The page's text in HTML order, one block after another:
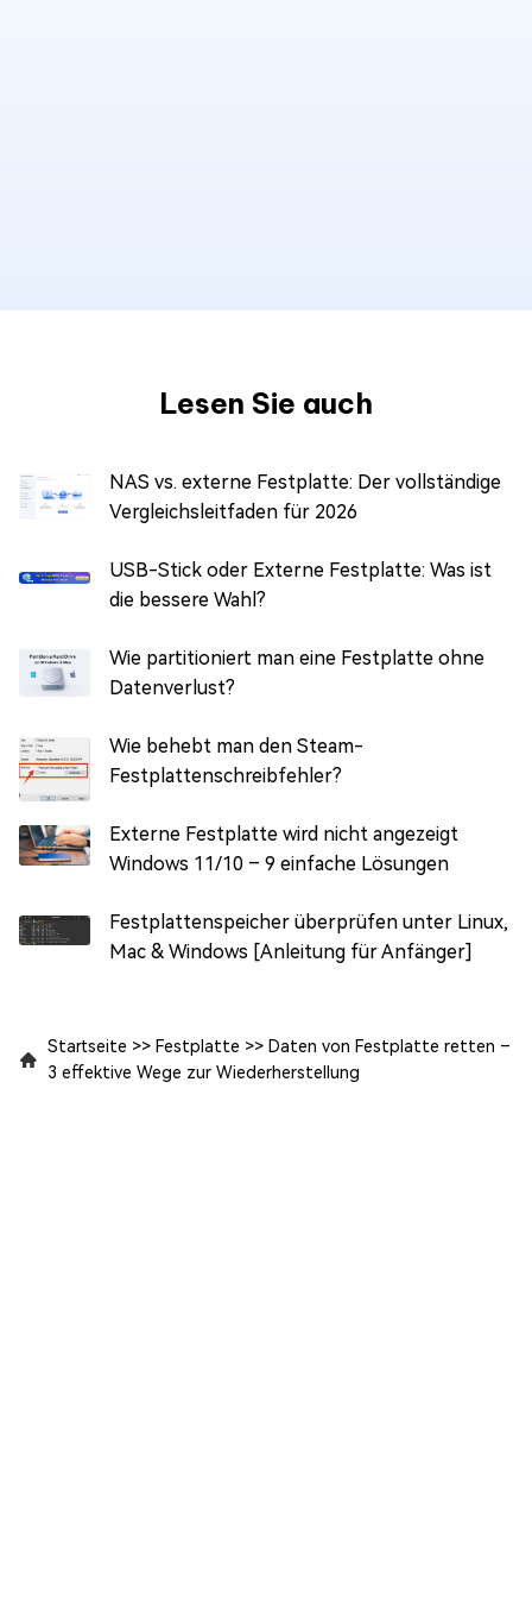
Lesen Sie auch
NAS vs. externe Festplatte: Der vollständige
Vergleichsleitfaden für 2026
USB-Stick oder Externe Festplatte: Was ist
die bessere Wahl?
Wie partitioniert man eine Festplatte ohne
Datenverlust?
Wie behebt man den Steam-
Festplattenschreibfehler?
Externe Festplatte wird nicht angezeigt
Windows 11/10 – 9 einfache Lösungen
Festplattenspeicher überprüfen unter Linux,
Mac & Windows [Anleitung für Anfänger]
Startseite >> Festplatte >> Daten von Festplatte retten –
3 effektive Wege zur Wiederherstellung